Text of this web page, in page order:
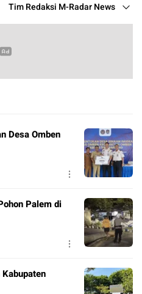
Tim Redaksi M-Radar News
Desa Omben
Palem di